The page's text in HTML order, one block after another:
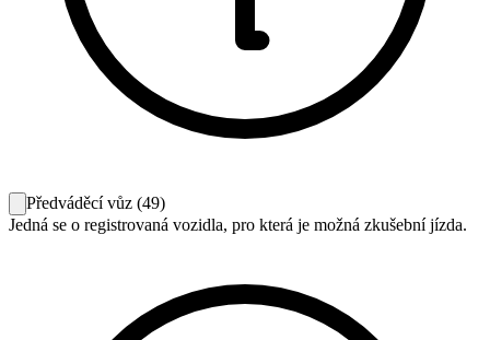
Předváděcí vůz (49)
Jedná se o registrovaná vozidla, pro která je možná zkušební jízda.